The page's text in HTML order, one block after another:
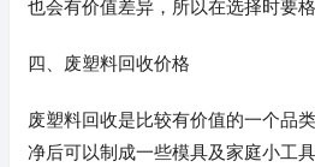
也会有价值差异，所以在选择时要格
四、废塑料回收价格
废塑料回收是比较有价值的一个品
净后可以制成一些模具及家庭小工